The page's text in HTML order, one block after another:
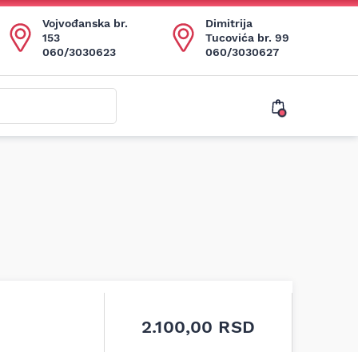
Vojvođanska br.
153
060/3030623
Dimitrija
Tucovića br. 99
060/3030627
2.100,00 RSD